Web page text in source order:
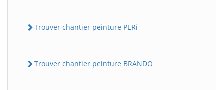
Trouver chantier peinture PERi
Trouver chantier peinture BRANDO